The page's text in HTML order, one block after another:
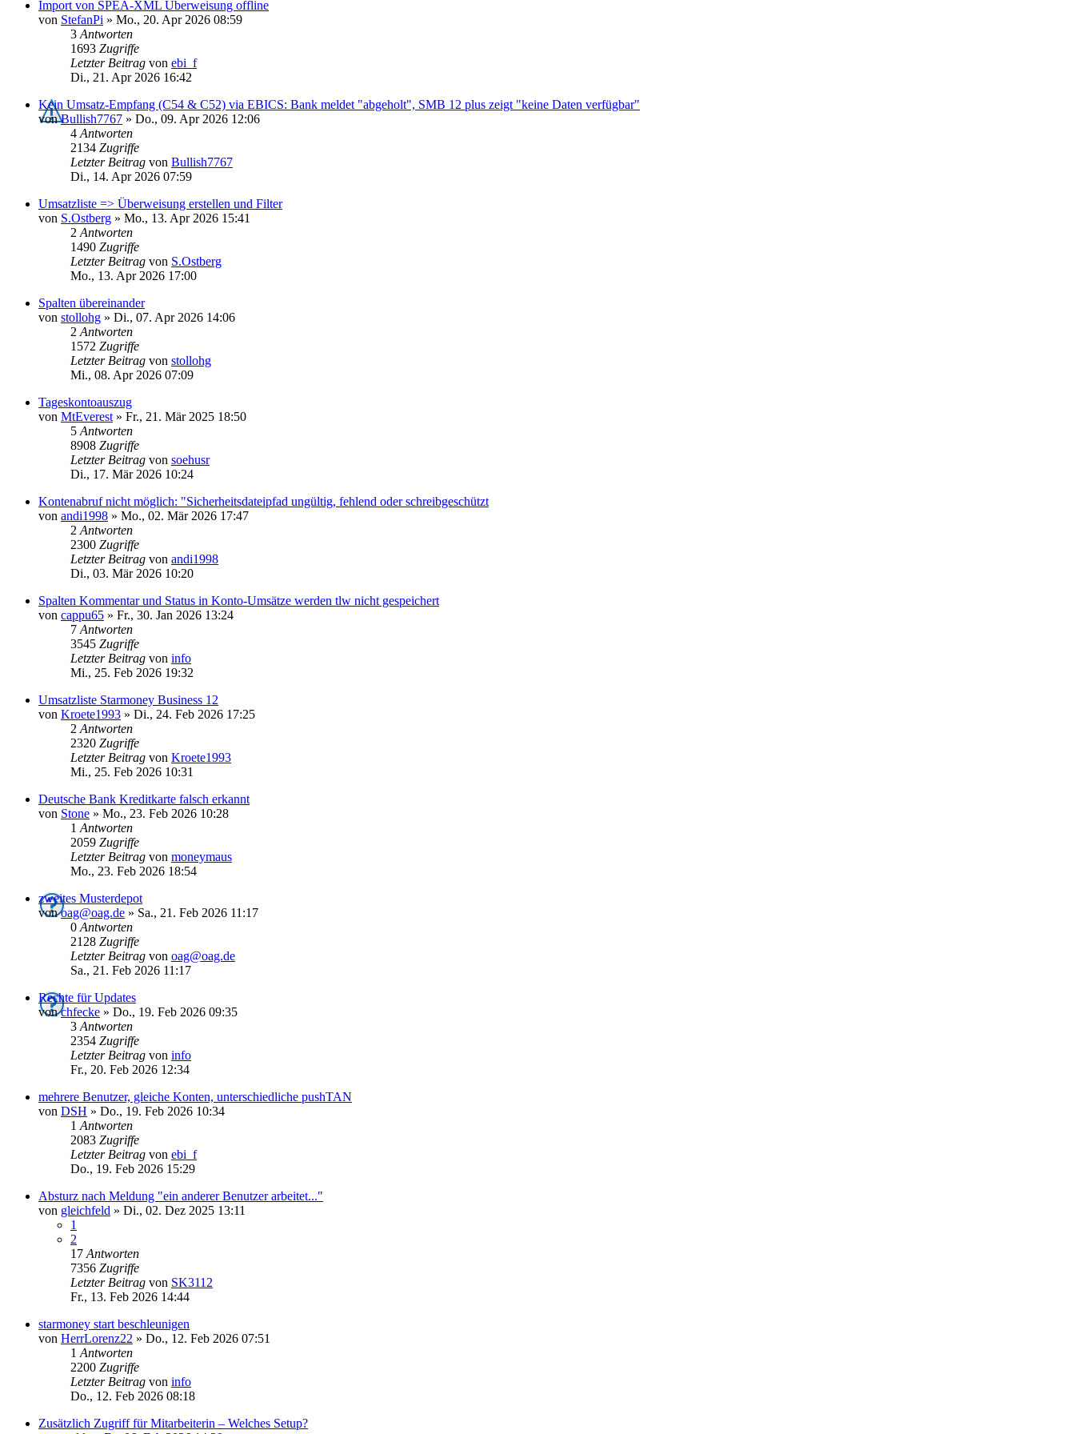
Import von SPEA-XML Überweisung offline
von StefanPi » Mo., 20. Apr 2026 08:59
3 Antworten
1693 Zugriffe
Letzter Beitrag von ebi_f
Di., 21. Apr 2026 16:42
Kein Umsatz-Empfang (C54 & C52) via EBICS: Bank meldet "abgeholt", SMB 12 plus zeigt "keine Daten verfügbar"
vonBullish7767 » Do., 09. Apr 2026 12:06
4 Antworten
2134 Zugriffe
Letzter Beitrag von Bullish7767
Di., 14. Apr 2026 07:59
Umsatzliste => Überweisung erstellen und Filter
von S.Ostberg » Mo., 13. Apr 2026 15:41
2 Antworten
1490 Zugriffe
Letzter Beitrag von S.Ostberg
Mo., 13. Apr 2026 17:00
Spalten übereinander
von stollohg » Di., 07. Apr 2026 14:06
2 Antworten
1572 Zugriffe
Letzter Beitrag von stollohg
Mi., 08. Apr 2026 07:09
Tageskontoauszug
von MtEverest » Fr., 21. Mär 2025 18:50
5 Antworten
8908 Zugriffe
Letzter Beitrag von soehusr
Di., 17. Mär 2026 10:24
Kontenabruf nicht möglich: "Sicherheitsdateipfad ungültig, fehlend oder schreibgeschützt
von andi1998 » Mo., 02. Mär 2026 17:47
2 Antworten
2300 Zugriffe
Letzter Beitrag von andi1998
Di., 03. Mär 2026 10:20
Spalten Kommentar und Status in Konto-Umsätze werden tlw nicht gespeichert
von cappu65 » Fr., 30. Jan 2026 13:24
7 Antworten
3545 Zugriffe
Letzter Beitrag von info
Mi., 25. Feb 2026 19:32
Umsatzliste Starmoney Business 12
von Kroete1993 » Di., 24. Feb 2026 17:25
2 Antworten
2320 Zugriffe
Letzter Beitrag von Kroete1993
Mi., 25. Feb 2026 10:31
Deutsche Bank Kreditkarte falsch erkannt
von Stone » Mo., 23. Feb 2026 10:28
1 Antworten
2059 Zugriffe
Letzter Beitrag von moneymaus
Mo., 23. Feb 2026 18:54
zweites Musterdepot
vonoag@oag.de » Sa., 21. Feb 2026 11:17
0 Antworten
2128 Zugriffe
Letzter Beitrag von oag@oag.de
Sa., 21. Feb 2026 11:17
Rechte für Updates
vonchfecke » Do., 19. Feb 2026 09:35
3 Antworten
2354 Zugriffe
Letzter Beitrag von info
Fr., 20. Feb 2026 12:34
mehrere Benutzer, gleiche Konten, unterschiedliche pushTAN
von DSH » Do., 19. Feb 2026 10:34
1 Antworten
2083 Zugriffe
Letzter Beitrag von ebi_f
Do., 19. Feb 2026 15:29
Absturz nach Meldung "ein anderer Benutzer arbeitet..."
von gleichfeld » Di., 02. Dez 2025 13:11
1
2
17 Antworten
7356 Zugriffe
Letzter Beitrag von SK3112
Fr., 13. Feb 2026 14:44
starmoney start beschleunigen
von HerrLorenz22 » Do., 12. Feb 2026 07:51
1 Antworten
2200 Zugriffe
Letzter Beitrag von info
Do., 12. Feb 2026 08:18
Zusätzlich Zugriff für Mitarbeiterin – Welches Setup?